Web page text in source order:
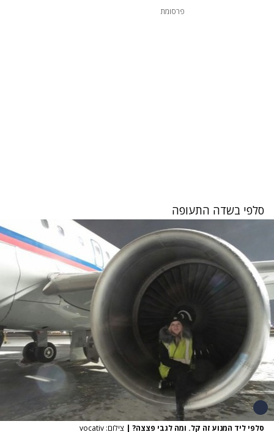
פרסומת
סלפי בשדה התעופה
סלפי ליד המנוע זה קל. ומה לגבי פצצה? | צילום: vocativ